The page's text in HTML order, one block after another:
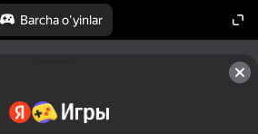
Barcha o'yinlar